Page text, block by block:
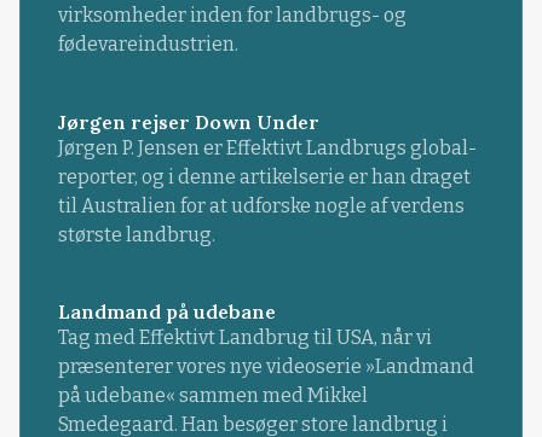
virksomheder inden for landbrugs- og
fødevareindustrien.
Jørgen rejser Down Under
Jørgen P. Jensen er Effektivt Landbrugs global-
reporter, og i denne artikelserie er han draget
til Australien for at udforske nogle af verdens
største landbrug.
Landmand på udebane
Tag med Effektivt Landbrug til USA, når vi
præsenterer vores nye videoserie »Landmand
på udebane« sammen med Mikkel
Smedegaard. Han besøger store landbrug i